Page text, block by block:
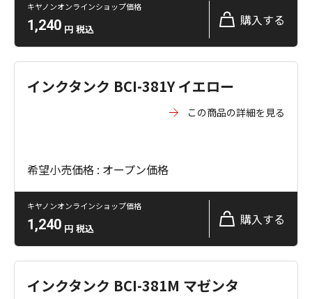
キヤノンオンラインショップ価格
1,240 円 税込
購入する
インクタンク BCI-381Y イエロー
この商品の詳細を見る
希望小売価格 : オープン価格
キヤノンオンラインショップ価格
1,240 円 税込
購入する
インクタンク BCI-381M マゼンタ